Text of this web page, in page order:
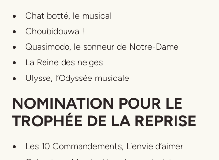
Chat botté, le musical
Choubidouwa !
Quasimodo, le sonneur de Notre-Dame
La Reine des neiges
Ulysse, l’Odyssée musicale
NOMINATION POUR LE
TROPHÉE DE LA REPRISE
Les 10 Commandements, L’envie d’aimer